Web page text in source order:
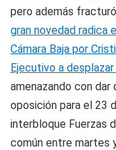
pero además
gran novedad radica
Cámara Baja por
Ejecutivo a
amenazando con dar
oposición para el 23
interbloque Fuerzas
común entre martes